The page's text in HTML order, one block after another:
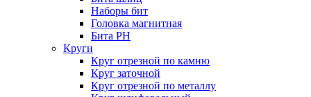
Наборы бит
Головка магнитная
Бита PH
Круги
Круг отрезной по камню
Круг заточной
Круг отрезной по металлу